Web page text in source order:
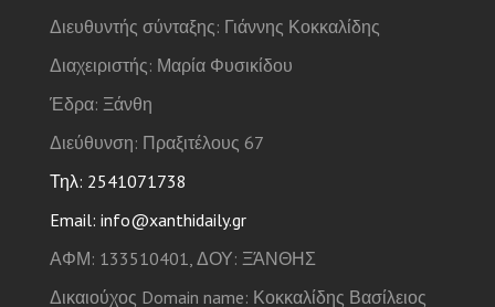
Διευθυντής σύνταξης: Γιάννης Κοκκαλίδης
Διαχειριστής: Μαρία Φυσικίδου
Έδρα: Ξάνθη
Διεύθυνση: Πραξιτέλους 67
Τηλ: 2541071738
Email: info@xanthidaily.gr
ΑΦΜ: 133510401, ΔΟΥ: ΞΆΝΘΗΣ
Δικαιούχος Domain name: Κοκκαλίδης Βασίλειος